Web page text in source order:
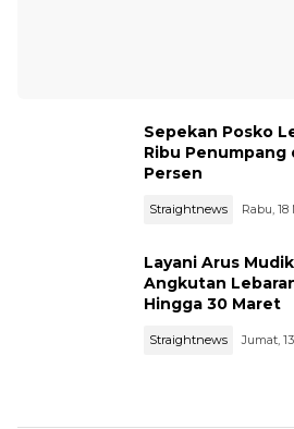
Sepekan Posko
Ribu Penumpang
Persen
Straightnews Rabu, 18
Layani Arus
Angkutan
Hingga 30 Maret
Straightnews Jumat,